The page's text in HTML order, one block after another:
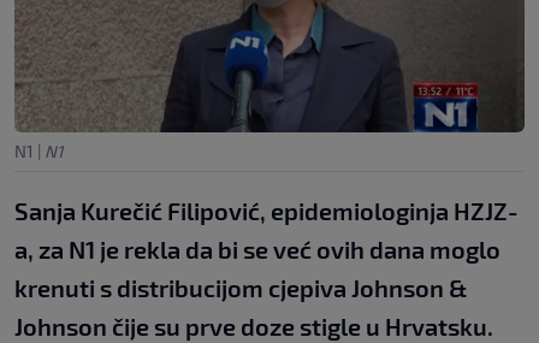
N1 | N1
Sanja Kurečić Filipović, epidemiologinja HZJZ-
a, za N1 je rekla da bi se već ovih dana moglo
krenuti s distribucijom cjepiva Johnson &
Johnson čije su prve doze stigle u Hrvatsku.